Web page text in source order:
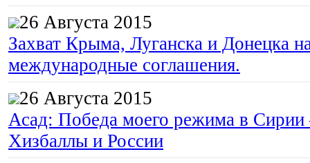
26 Августа 2015
Захват Крыма, Луганска и Донецка
международные соглашения.
26 Августа 2015
Асад: Победа моего режима в
Хизбаллы и России